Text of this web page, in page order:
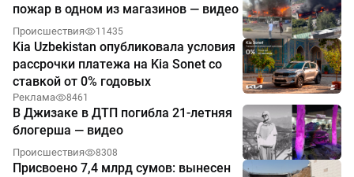
пожар в одном из магазинов — видео
Происшествия 11435
Kia Uzbekistan опубликовала условия
рассрочки платежа на Kia Sonet со
ставкой от 0% годовых
Реклама 8461
В Джизаке в ДТП погибла 21-летняя
блогерша — видео
Происшествия 8308
Присвоено 7,4 млрд сумов: вынесен